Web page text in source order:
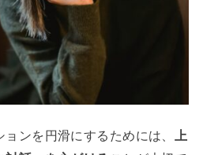
ンを円滑にするためには、
上